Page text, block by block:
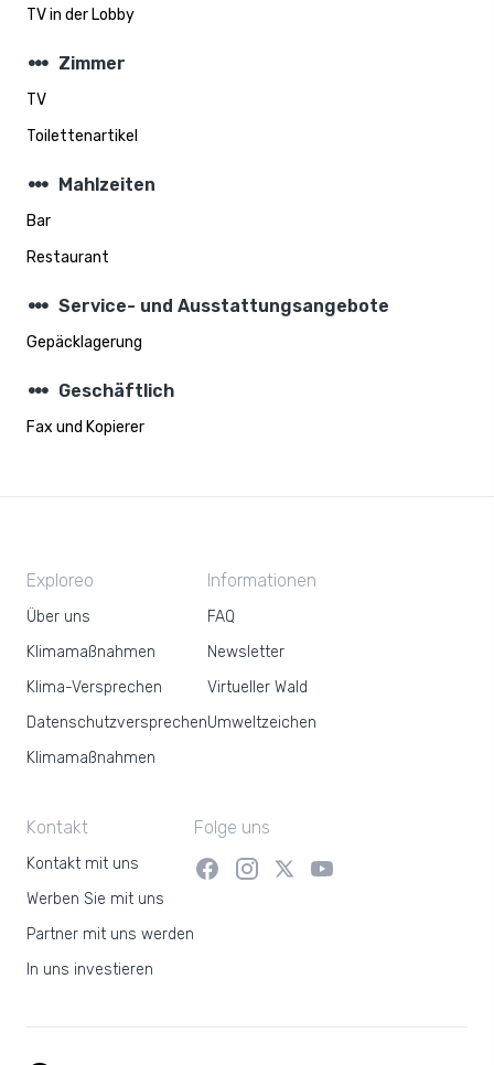
TV in der Lobby
steppers Zimmer
TV
Toilettenartikel
steppers Mahlzeiten
Bar
Restaurant
steppers Service- und Ausstattungsangebote
Gepäcklagerung
steppers Geschäftlich
Fax und Kopierer
Exploreo
Über uns
Klimamaßnahmen
Klima-Versprechen
Datenschutzversprechen
Klimamaßnahmen
Informationen
FAQ
Newsletter
Virtueller Wald
Umweltzeichen
Kontakt
Kontakt mit uns
Werben Sie mit uns
Partner mit uns werden
In uns investieren
Folge uns